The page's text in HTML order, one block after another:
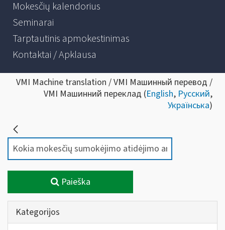
Mokesčių kalendorius
Seminarai
Tarptautinis apmokestinimas
Kontaktai / Apklausa
VMI Machine translation / VMI Машинный перевод /
VMI Машинний переклад (English, Русский,
Українська)
Paieška
Kategorijos